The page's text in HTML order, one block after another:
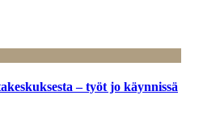
– työt jo käynnissä